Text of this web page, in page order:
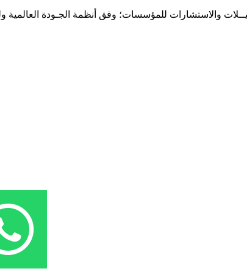
والاستشارات للمؤسسات؛ وفق أنظمة الجـودة